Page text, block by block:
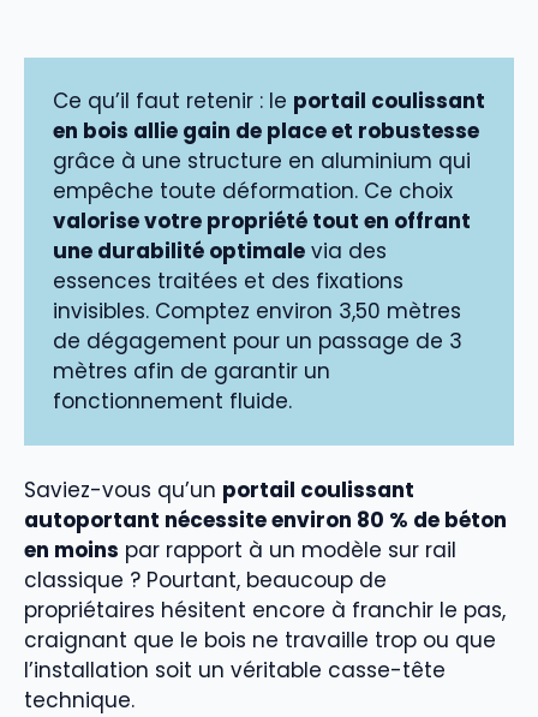
Ce qu’il faut retenir : le portail coulissant
en bois allie gain de place et robustesse
grâce à une structure en aluminium qui
empêche toute déformation. Ce choix
valorise votre propriété tout en offrant
une durabilité optimale via des
essences traitées et des fixations
invisibles. Comptez environ 3,50 mètres
de dégagement pour un passage de 3
mètres afin de garantir un
fonctionnement fluide.
Saviez-vous qu’un portail coulissant
autoportant nécessite environ 80 % de béton
en moins par rapport à un modèle sur rail
classique ? Pourtant, beaucoup de
propriétaires hésitent encore à franchir le pas,
craignant que le bois ne travaille trop ou que
l’installation soit un véritable casse-tête
technique.